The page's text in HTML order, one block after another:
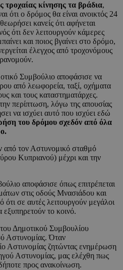
τροχαίας κίνησης τα βράδια,
ότι ο δρόμος θα είναι ανοικτός 24
κανείς ότι αφήνεται
ότι δεν λειτουργούν κάμερες
και ποιος βγαίνει στο δρόμο,
έλεγχος από τροχονόμους
Συμβούλιο αποφάσισε να
από λεωφορεία, ταξί, οχήματα
και τους καταστηματάρχες.
περίπτωση, λόγω της απουσίας
να ισχύει αυτό που ισχύει εδώ
του δρόμου σχεδόν από όλα
από τον Αστυνομικό σταθμό
Κυπριανού) μέχρι και την
αποφάσισε όπως επιτρέπεται
στις οδούς Μνασιάδου και
σε αυτές λειτουργούν μεγάλοι
εξυπηρετούν το κοινό.
Δημοτικού Συμβουλίου
Αστυνομίας. Όταν
Αστυνομίας ζητώντας ενημέρωση
Αστυνομίας, μας ελέχθη πως
προς ανακοίνωση.